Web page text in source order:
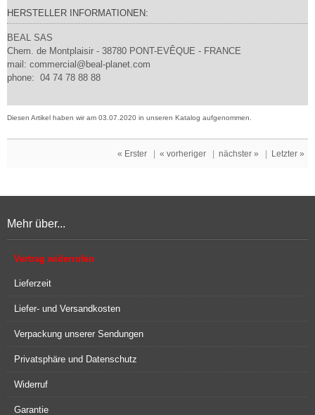
HERSTELLER INFORMATIONEN:
BEAL SAS
Chem. de Montplaisir - 38780 PONT-EVÊQUE - FRANCE
mail: commercial@beal-planet.com
phone: 04 74 78 88 88
Diesen Artikel haben wir am 03.07.2020 in unseren Katalog aufgenommen.
« Erster | « vorheriger | nächster » | Letzter »
Mehr über...
Vertrag widerrufen
Lieferzeit
Liefer- und Versandkosten
Verpackung unserer Sendungen
Privatsphäre und Datenschutz
Widerruf
Garantie